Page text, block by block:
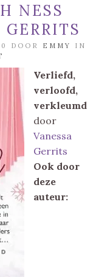
NESS
DOOR EMMY
IN
Verliefd,
verloofd,
verkleumd
door
Vanessa
Gerrits
Ook door
deze
auteur: